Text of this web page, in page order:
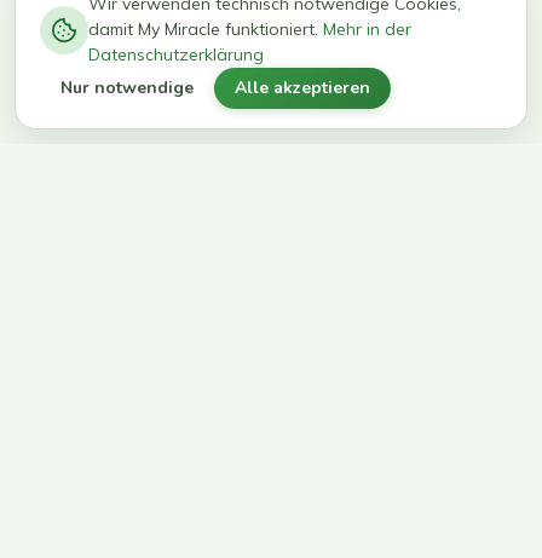
kg in 12
Wochen
erreichen
ihr Ziel
damit My Miracle funktioniert. Mehr in der
Datenschutzerklärung
Nur notwendige Alle akzeptieren